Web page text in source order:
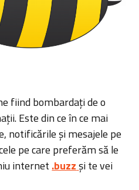
fiind bombardați de o
Este din ce în ce mai
notificările și mesajele pe
pe care preferăm să le
internet .buzzși te vei